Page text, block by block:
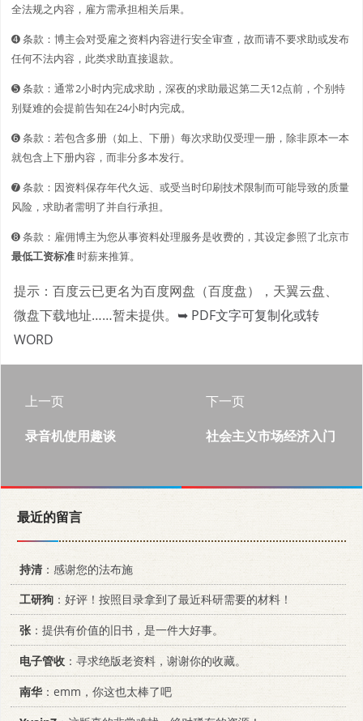
全法规之内容，雇方需承担相关后果。
➍ 条款：博主会对受雇之资料内容进行安全审查，故而请不要求助或发布
任何不法内容，此类求助直接退款。
➎ 条款：通常2小时内完成求助，深夜的求助最迟第二天12点前，个别特
别疑难的会提前告知在24小时内完成。
➏ 条款：若包含多册（如上、下册）每次求助仅受理一册，除非原本一本
就包含上下册内容，而非分多本发行。
➐ 条款：因资料保存年代久远、或受当时印刷技术限制而可能导致的质量
风险，求助者需明了并自行承担。
➑ 条款：雇佣博主为您从事资料处理服务是收费的，其设定参照了北京市
最低工资标准时薪来推算。
提示：百度云已更名为百度网盘（百度盘），天翼云盘、
微盘下载地址……暂未提供。 ➥ PDF文字可复制化或转
WORD
上一页
录音机使用趣谈
下一页
社会主义市场经济入门
最近的留言
持清：感谢您的法布施
工研狗 ：好评！按照目录拿到了最近科研需要的材料！
张：提供有价值的旧书，是一件大好事。
电子管收 ：寻求绝版老资料，谢谢你的收藏。
南华：emm，你这也太棒了吧